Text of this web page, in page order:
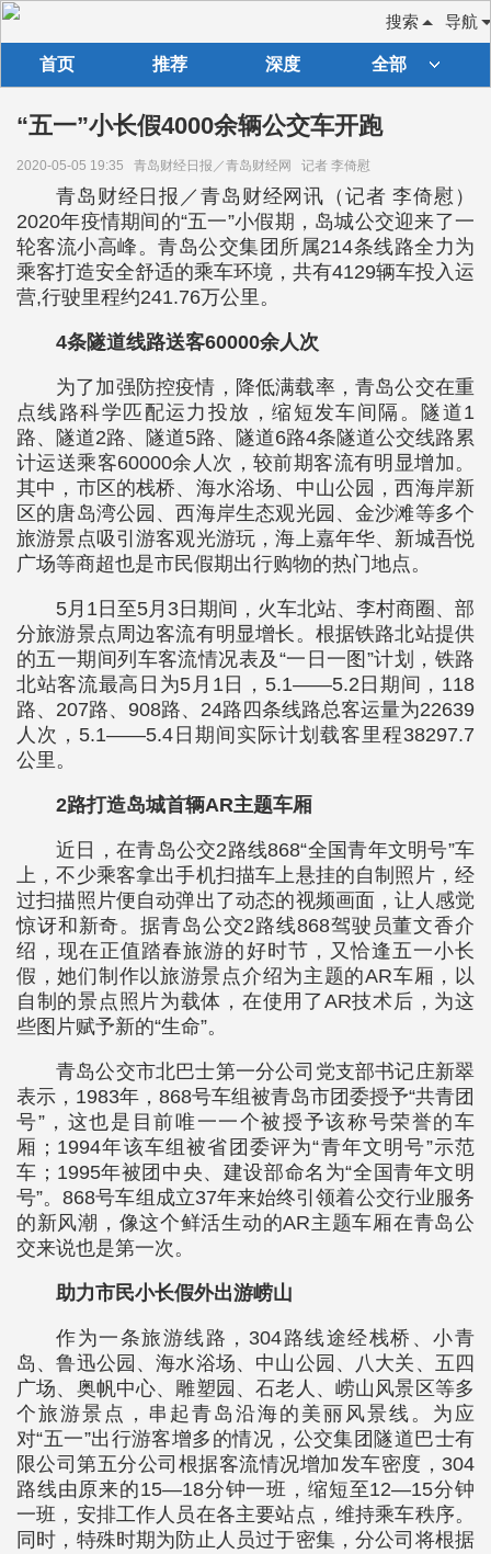
导航
搜索
首页 推荐 深度 全部
“五一”小长假4000余辆公交车开跑
2020-05-05 19:35 青岛财经日报／青岛财经网 记者 李倚慰
青岛财经日报／青岛财经网讯（记者 李倚慰）
2020年疫情期间的“五一”小假期，岛城公交迎来了一
轮客流小高峰。青岛公交集团所属214条线路全力为
乘客打造安全舒适的乘车环境，共有4129辆车投入运
营,行驶里程约241.76万公里。
4条隧道线路送客60000余人次
为了加强防控疫情，降低满载率，青岛公交在重
点线路科学匹配运力投放，缩短发车间隔。隧道1
路、隧道2路、隧道5路、隧道6路4条隧道公交线路累
计运送乘客60000余人次，较前期客流有明显增加。
其中，市区的栈桥、海水浴场、中山公园，西海岸新
区的唐岛湾公园、西海岸生态观光园、金沙滩等多个
旅游景点吸引游客观光游玩，海上嘉年华、新城吾悦
广场等商超也是市民假期出行购物的热门地点。
5月1日至5月3日期间，火车北站、李村商圈、部
分旅游景点周边客流有明显增长。根据铁路北站提供
的五一期间列车客流情况表及“一日一图”计划，铁路
北站客流最高日为5月1日，5.1——5.2日期间，118
路、207路、908路、24路四条线路总客运量为22639
人次，5.1——5.4日期间实际计划载客里程38297.7
公里。
2路打造岛城首辆AR主题车厢
近日，在青岛公交2路线868“全国青年文明号”车
上，不少乘客拿出手机扫描车上悬挂的自制照片，经
过扫描照片便自动弹出了动态的视频画面，让人感觉
惊讶和新奇。据青岛公交2路线868驾驶员董文香介
绍，现在正值踏春旅游的好时节，又恰逢五一小长
假，她们制作以旅游景点介绍为主题的AR车厢，以
自制的景点照片为载体，在使用了AR技术后，为这
些图片赋予新的“生命”。
青岛公交市北巴士第一分公司党支部书记庄新翠
表示，1983年，868号车组被青岛市团委授予“共青团
号”，这也是目前唯一一个被授予该称号荣誉的车
厢；1994年该车组被省团委评为“青年文明号”示范
车；1995年被团中央、建设部命名为“全国青年文明
号”。868号车组成立37年来始终引领着公交行业服务
的新风潮，像这个鲜活生动的AR主题车厢在青岛公
交来说也是第一次。
助力市民小长假外出游崂山
作为一条旅游线路，304路线途经栈桥、小青
岛、鲁迅公园、海水浴场、中山公园、八大关、五四
广场、奥帆中心、雕塑园、石老人、崂山风景区等多
个旅游景点，串起青岛沿海的美丽风景线。为应
对“五一”出行游客增多的情况，公交集团隧道巴士有
限公司第五分公司根据客流情况增加发车密度，304
路线由原来的15—18分钟一班，缩短至12—15分钟
一班，安排工作人员在各主要站点，维持乘车秩序。
同时，特殊时期为防止人员过于密集，分公司将根据